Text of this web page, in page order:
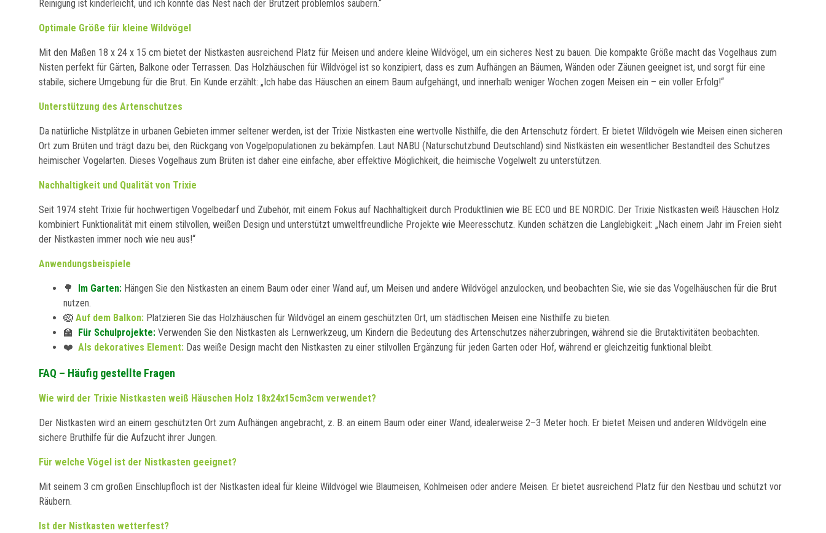
Reinigung ist kinderleicht, und ich konnte das Nest nach der Brutzeit problemlos säubern.“
Optimale Größe für kleine Wildvögel
Mit den Maßen 18 x 24 x 15 cm bietet der Nistkasten ausreichend Platz für Meisen und andere kleine Wildvögel, um ein sicheres Nest zu bauen. Die kompakte Größe macht das Vogelhaus zum
Nisten perfekt für Gärten, Balkone oder Terrassen. Das Holzhäuschen für Wildvögel ist so konzipiert, dass es zum Aufhängen an Bäumen, Wänden oder Zäunen geeignet ist, und sorgt für eine
stabile, sichere Umgebung für die Brut. Ein Kunde erzählt: „Ich habe das Häuschen an einem Baum aufgehängt, und innerhalb weniger Wochen zogen Meisen ein – ein voller Erfolg!“
Unterstützung des Artenschutzes
Da natürliche Nistplätze in urbanen Gebieten immer seltener werden, ist der Trixie Nistkasten eine wertvolle Nisthilfe, die den Artenschutz fördert. Er bietet Wildvögeln wie Meisen einen sicheren
Ort zum Brüten und trägt dazu bei, den Rückgang von Vogelpopulationen zu bekämpfen. Laut NABU (Naturschutzbund Deutschland) sind Nistkästen ein wesentlicher Bestandteil des Schutzes
heimischer Vogelarten. Dieses Vogelhaus zum Brüten ist daher eine einfache, aber effektive Möglichkeit, die heimische Vogelwelt zu unterstützen.
Nachhaltigkeit und Qualität von Trixie
Seit 1974 steht Trixie für hochwertigen Vogelbedarf und Zubehör, mit einem Fokus auf Nachhaltigkeit durch Produktlinien wie BE ECO und BE NORDIC. Der Trixie Nistkasten weiß Häuschen Holz
kombiniert Funktionalität mit einem stilvollen, weißen Design und unterstützt umweltfreundliche Projekte wie Meeresschutz. Kunden schätzen die Langlebigkeit: „Nach einem Jahr im Freien sieht
der Nistkasten immer noch wie neu aus!“
Anwendungsbeispiele
🌳 Im Garten: Hängen Sie den Nistkasten an einem Baum oder einer Wand auf, um Meisen und andere Wildvögel anzulocken, und beobachten Sie, wie sie das Vogelhäuschen für die Brut
nutzen.
🪺 Auf dem Balkon: Platzieren Sie das Holzhäuschen für Wildvögel an einem geschützten Ort, um städtischen Meisen eine Nisthilfe zu bieten.
🏫
Für Schulprojekte: Verwenden Sie den Nistkasten als Lernwerkzeug, um Kindern die Bedeutung des Artenschutzes näherzubringen, während sie die Brutaktivitäten beobachten.
❤️ Als dekoratives Element: Das weiße Design macht den Nistkasten zu einer stilvollen Ergänzung für jeden Garten oder Hof, während er gleichzeitig funktional bleibt.
FAQ – Häufig gestellte Fragen
Wie wird der Trixie Nistkasten weiß Häuschen Holz 18x24x15cm3cm verwendet?
Der Nistkasten wird an einem geschützten Ort zum Aufhängen angebracht, z. B. an einem Baum oder einer Wand, idealerweise 2–3 Meter hoch. Er bietet Meisen und anderen Wildvögeln eine
sichere Bruthilfe für die Aufzucht ihrer Jungen.
Für welche Vögel ist der Nistkasten geeignet?
Mit seinem 3 cm großen Einschlupfloch ist der Nistkasten ideal für kleine Wildvögel wie Blaumeisen, Kohlmeisen oder andere Meisen. Er bietet ausreichend Platz für den Nestbau und schützt vor
Räubern.
Ist der Nistkasten wetterfest?